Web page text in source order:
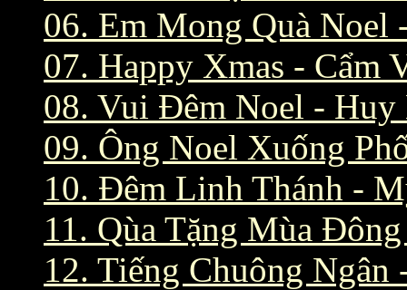
06. Em Mong Quà Noel
07. Happy Xmas - Cẩm
08. Vui Đêm Noel - Huy
09. Ông Noel Xuống
10. Đêm Linh Thánh -
11. Qùa Tặng Mùa
12. Tiếng Chuông Ngân